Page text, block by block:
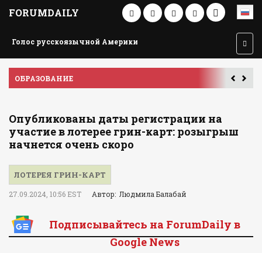
FORUMDAILY
Голос русскоязычной Америки
ПУТЕШЕСТВИЕ ПО АМЕРИКЕ
Опубликованы даты регистрации на
участие в лотерее грин-карт: розыгрыш
начнется очень скоро
ЛОТЕРЕЯ ГРИН-КАРТ
27.09.2024, 10:56 EST Автор: Людмила Балабай
Подписывайтесь на ForumDaily в
Google News